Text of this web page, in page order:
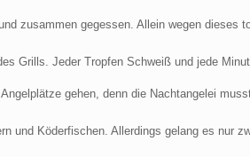
zusammen gegessen. Allein wegen dieses
Grills. Jeder Tropfen Schweiß und jede
gehen, denn die Nachtangelei
und Köderfischen. Allerdings gelang es nur